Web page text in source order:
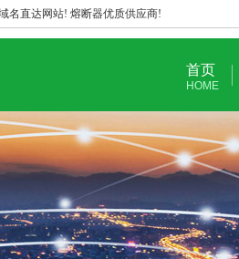
名直达网站! 熔断器优质供应商!
首页
HOME